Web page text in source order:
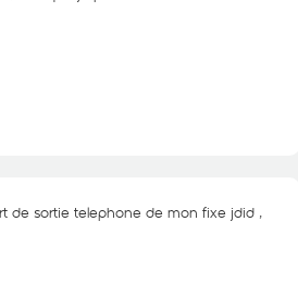
de sortie telephone de mon fixe jdid ,